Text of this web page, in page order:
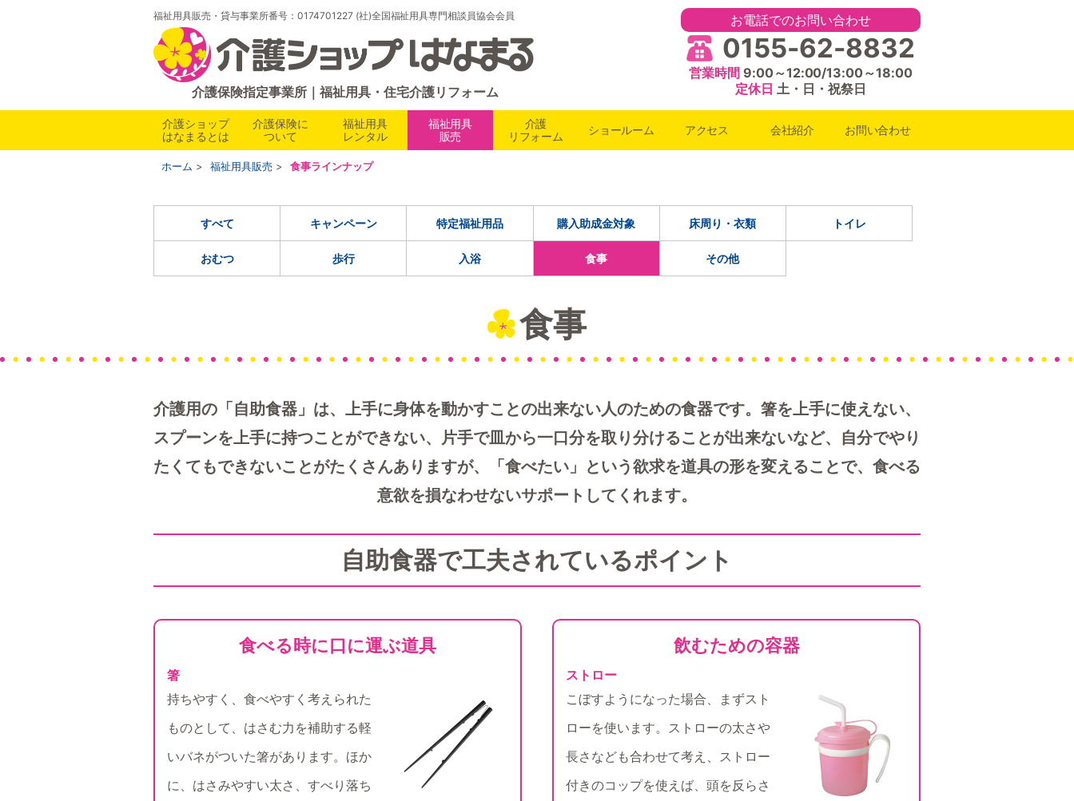
福祉用具販売・貸与事業所番号：0174701227 (社)全国福祉用具専門相談員協会会員
介護保険指定事業所｜福祉用具・住宅介護リフォーム
お電話でのお問い合わせ
0155-62-8832
営業時間 9:00～12:00/13:00～18:00
定休日 土・日・祝祭日
介護ショップ
はなまるとは
介護保険に
ついて
福祉用具
レンタル
福祉用具
販売
介護
リフォーム
ショールーム アクセス 会社紹介 お問い合わせ
ホーム 福祉用具販売 食事ラインナップ
すべて キャンペーン 特定福祉用品 購入助成金対象 床周り・衣類 トイレ
おむつ 歩行 入浴 食事 その他
食事
介護用の「自助食器」は、上手に身体を動かすことの出来ない人のための食器です。箸を上手に使えない、
スプーンを上手に持つことができない、片手で皿から一口分を取り分けることが出来ないなど、自分でやり
たくてもできないことがたくさんありますが、「食べたい」という欲求を道具の形を変えることで、食べる
意欲を損なわせないサポートしてくれます。
自助食器で工夫されているポイント
食べる時に口に運ぶ道具
箸
持ちやすく、食べやすく考えられた
ものとして、はさむ力を補助する軽
いバネがついた箸があります。ほか
に、はさみやすい太さ、すべり落ち
飲むための容器
ストロー
こぼすようになった場合、まずスト
ローを使います。ストローの太さや
長さなども合わせて考え、ストロー
付きのコップを使えば、頭を反らさ